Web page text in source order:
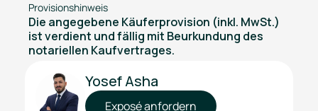
Provisionshinweis
Die angegebene Käuferprovision (inkl. MwSt.)
ist verdient und fällig mit Beurkundung des
notariellen Kaufvertrages.
Yosef Asha
Exposé anfordern